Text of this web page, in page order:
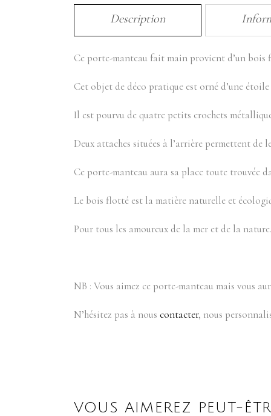
Description
Ce porte-manteau fait main provient d’un
Cet objet de déco pratique est orné d’une
Il est pourvu de quatre petits crochets
Deux attaches situées à l’arrière permettent de
Ce porte-manteau aura sa place toute trouvée
Le bois flotté est la matière naturelle et
Pour tous les amoureux de la mer et de la nature.
NB : Vous aimez ce porte-manteau mais vous
N’hésitez pas à nous contacter, nous
VOUS AIMEREZ PEUT-